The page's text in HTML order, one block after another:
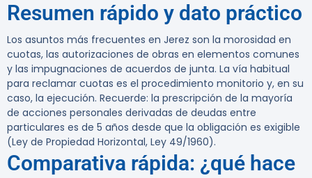
Resumen rápido y dato práctico
Los asuntos más frecuentes en Jerez son la morosidad en
cuotas, las autorizaciones de obras en elementos comunes
y las impugnaciones de acuerdos de junta. La vía habitual
para reclamar cuotas es el procedimiento monitorio y, en su
caso, la ejecución. Recuerde: la prescripción de la mayoría
de acciones personales derivadas de deudas entre
particulares es de 5 años desde que la obligación es exigible
(Ley de Propiedad Horizontal, Ley 49/1960).
Comparativa rápida: ¿qué hace